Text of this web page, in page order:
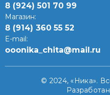
8 (924) 501 70 99
Магазин:
8 (914) 360 55 52
E-mail:
ooonika_chita@mail.ru
© 2024, «Ника».